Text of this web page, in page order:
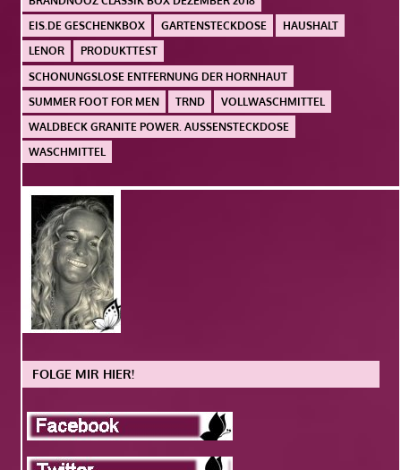
EIS.DE GESCHENKBOX
GARTENSTECKDOSE
HAUSHALT
LENOR
PRODUKTTEST
SCHONUNGSLOSE ENTFERNUNG DER HORNHAUT
SUMMER FOOT FOR MEN
TRND
VOLLWASCHMITTEL
WALDBECK GRANITE POWER. AUSSENSTECKDOSE
WASCHMITTEL
FOLGE MIR HIER!